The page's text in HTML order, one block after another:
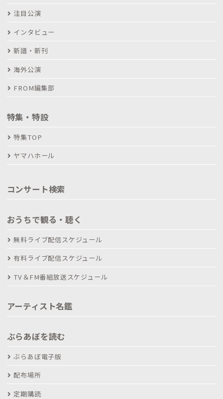
注目公演
インタビュー
新譜・新刊
海外公演
FROM編集部
特集・特設
特集TOP
ヤマハホール
コンサート検索
おうちで観る・聴く
無料ライブ配信スケジュール
有料ライブ配信スケジュール
TV＆FM番組放送スケジュール
アーティスト名鑑
ぶらあぼを読む
ぶらあぼ電子版
配布場所
定期購読